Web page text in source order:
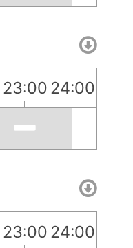
23:00 24:00
23:00 24:00